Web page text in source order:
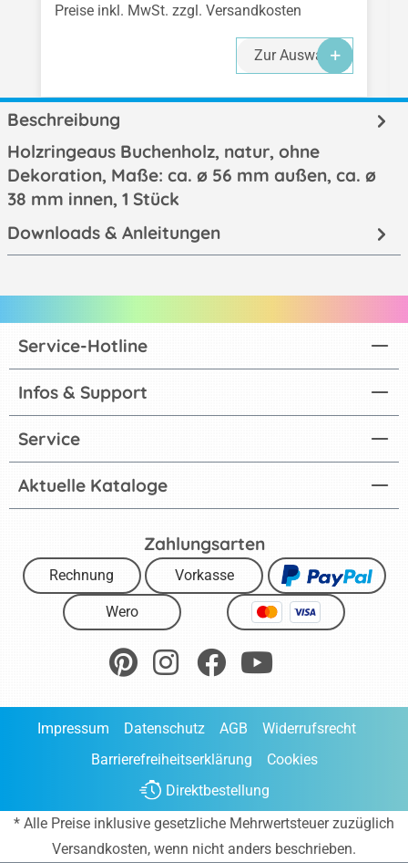
Preise inkl. MwSt. zzgl. Versandkosten
Zur Auswahl
Beschreibung
Holzringeaus Buchenholz, natur, ohne
Dekoration, Maße: ca. ø 56 mm außen, ca. ø
38 mm innen, 1 Stück
Downloads & Anleitungen
Aktuelle Kataloge
Service-Hotline
Infos & Support
Service
Zahlungsarten
Rechnung Vorkasse
Wero
Impressum Datenschutz AGB
Widerrufsrecht
Barrierefreiheitserklärung
Cookies
Direktbestellung
* Alle Preise inklusive gesetzliche Mehrwertsteuer zuzüglich
Versandkosten, wenn nicht anders beschrieben.